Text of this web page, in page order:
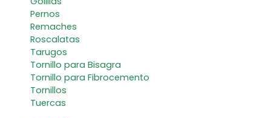
Pernos
Remaches
Roscalatas
Tarugos
Tornillo para Bisagra
Tornillo para Fibrocemento
Tornillos
Tuercas